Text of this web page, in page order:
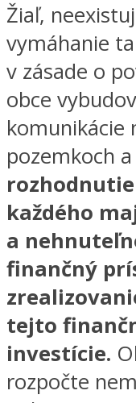
Žiaľ,
vymáhanie
v zásade o
obce
komunikácie
pozemkoch a
rozhodnutie
každého
a
finančný
tejto
investície.
rozpočte